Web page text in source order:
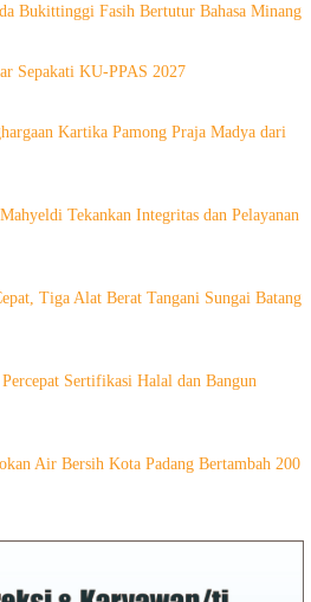
Bukittinggi Fasih Bertutur Bahasa Minang
Sepakati KU-PPAS 2027
Kartika Pamong Praja Madya dari
Tekankan Integritas dan Pelayanan
Tiga Alat Berat Tangani Sungai Batang
Sertifikasi Halal dan Bangun
Air Bersih Kota Padang Bertambah 200